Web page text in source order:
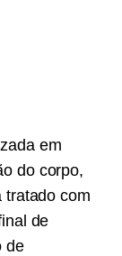
em
do corpo,
tratado com
de
de